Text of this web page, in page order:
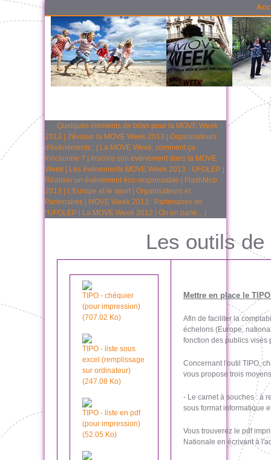
Quelques éléments de bilan pour la MOVE Week
2013
J'évalue la MOVE Week 2013
Organisateurs
d'événements :
La MOVE Week, comment ça
fonctionne ?
Inscrire son événement dans la MOVE
Week
Les événements MOVE Week 2013 - UFOLEP
Réaliser un événement éco-responsable
FlashMob
2013
L'Europe et le sport| Organisateurs et
Partenaires
MOVE Week 2013 : Partenaires de
l'UFOLEP
La MOVE Week 2012 On en parle...
Les outils
TIPO - chéquier
(pour impression)
(707.02 Ko)
TIPO - liste sous
excel (remplissage
sur ordinateur)
(247.08 Ko)
TIPO - liste en pdf
(pour impression)
(52.05 Ko)
Mettre en place le
Afin de faciliter la
échelons (Europe,
fonction des publics visés
Concernant l'outil TIPO,
vous propose trois
- Le carnet à souches : à
sous format informatique
Vous trouverez le pdf
Nationale en écrivant à